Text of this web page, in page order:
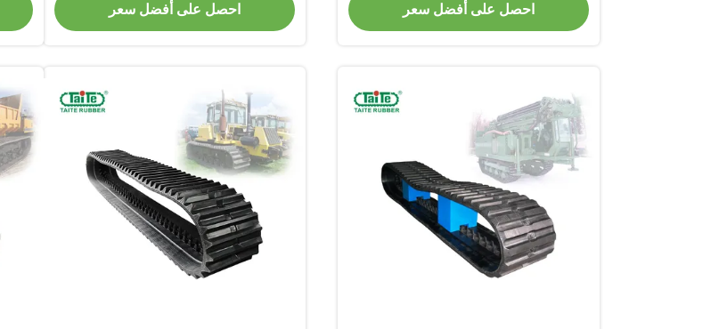
احصل على أفضل سعر
احصل على أفضل سعر